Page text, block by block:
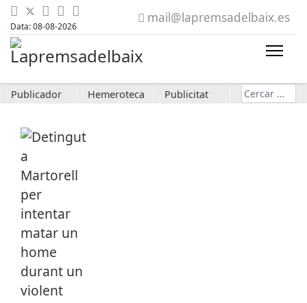
Data: 08-08-2026
mail@lapremsadelbaix.es
Publicador Hemeroteca Publicitat Cerca